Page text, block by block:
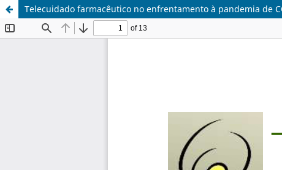
Telecuidado farmacêutico no enfrentamento à pandemia de